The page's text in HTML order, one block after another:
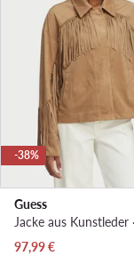
-38%
Guess
Aktueller Preis
97,99€